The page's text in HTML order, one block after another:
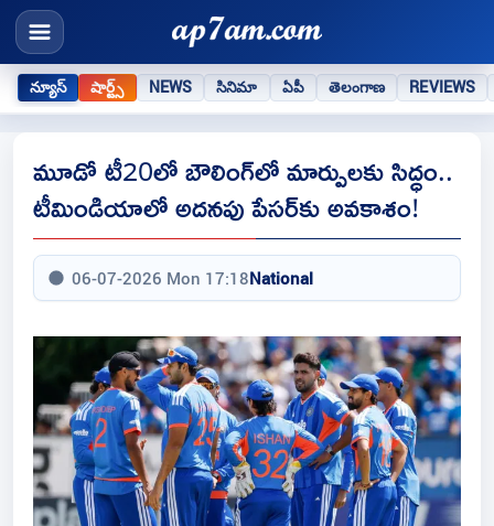
న్యూస్ షార్ట్స్ NEWS సినిమా ఏపీ తెలంగాణ REVIEWS
మూడో టీ20లో బౌలింగ్‌లో మార్పులకు సిద్ధం..
టీమిండియాలో అదనపు పేసర్‌కు అవకాశం!
06-07-2026 Mon 17:18National